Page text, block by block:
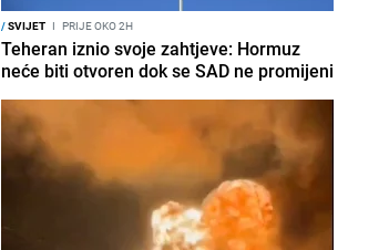
/SVIJET I PRIJE OKO 2H
Teheran iznio svoje zahtjeve: Hormuz
neće biti otvoren dok se SAD ne promijeni